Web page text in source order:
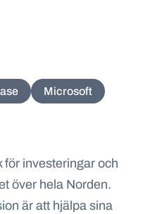
Microsoft
för investeringar och
över hela Norden.
är att hjälpa sina